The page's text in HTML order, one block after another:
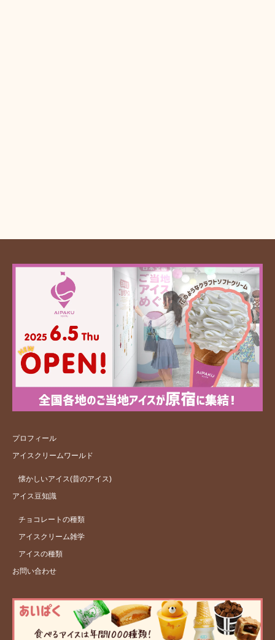
プロフィール
アイスクリームワールド
懐かしいアイス(昔のアイス)
アイス豆知識
チョコレートの種類
アイスクリーム雑学
アイスの種類
お問い合わせ